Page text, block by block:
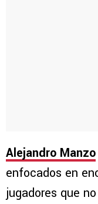
Alejandro Manzo
enfocados en
jugadores que